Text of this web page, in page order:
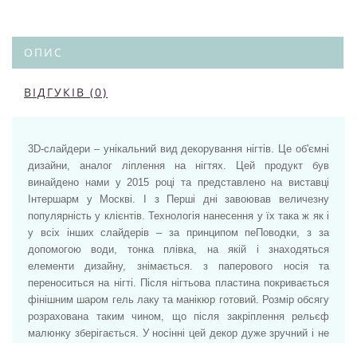
ОПИС
ВІДГУКІВ (0)
3D-слайдери – унікальний вид декорування нігтів. Це об'ємні
дизайни, аналог ліплення на нігтях. Цей продукт був
винайдено нами у 2015 році та представлено на виставці
Інтершарм у Москві. І з Перші дні завоював величезну
популярність у клієнтів. Технологія нанесення у їх така ж як і
у всіх інших слайдерів – за принципом пеПоводки, з за
допомогою води, тонка плівка, на якій і знаходяться
елементи дизайну, знімається. з паперового носія та
переноситься на нігті. Після нігтьова пластина покривається
фінішним шаром гель лаку та манікюр готовий. Розмір обсягу
розрахована таким чином, що після закріплення рельєф
малюнку зберігається. У носінні цей декор дуже зручний і не